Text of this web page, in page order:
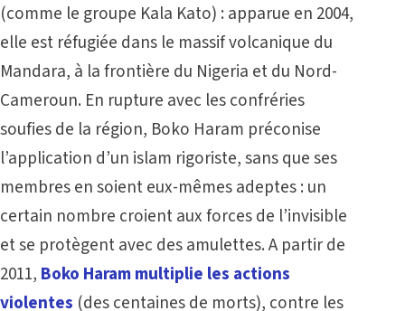
(comme le groupe Kala Kato) : apparue en 2004,
elle est réfugiée dans le massif volcanique du
Mandara, à la frontière du Nigeria et du Nord-
Cameroun. En rupture avec les confréries
soufies de la région, Boko Haram préconise
l’application d’un islam rigoriste, sans que ses
membres en soient eux-mêmes adeptes : un
certain nombre croient aux forces de l’invisible
et se protègent avec des amulettes. A partir de
2011, Boko Haram multiplie les actions
violentes (des centaines de morts), contre les